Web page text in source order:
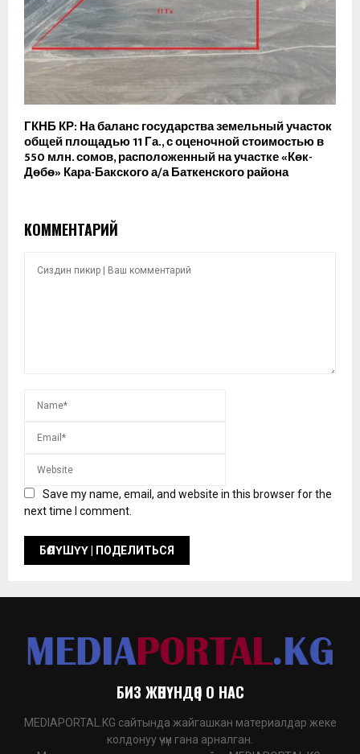
ГКНБ КР: На баланс государства земельный участок
общей площадью 11 Га., с оценочной стоимостью в
550 млн. сомов, расположенный на участке «Көк-
Дөбө» Кара-Бакского а/а Баткенского района
КОММЕНТАРИЙ
Save my name, email, and website in this browser for the
next time I comment.
БИЗ ЖӨНҮНДӨ | О НАС
MEDIAPORTAL.KG сайтында жайгашкан материалдар жеке
колдонуу үчүн гана арналган.